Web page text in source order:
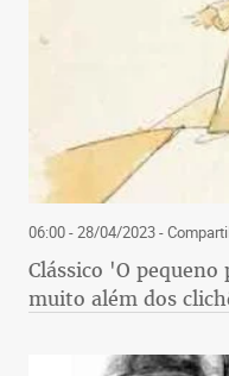
06:00 - 28/04/2023-
Clássico 'O
muito além dos